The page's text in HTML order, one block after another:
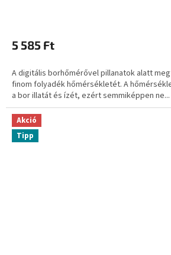
5 585 Ft
A digitális borhőmérővel pillanatok alatt
finom folyadék hőmérsékletét. A
a bor illatát és ízét, ezért semmiképpen ne...
Akció
Tipp